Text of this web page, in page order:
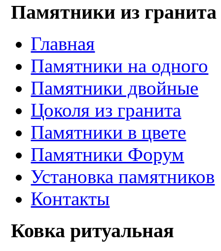
Памятники из гранита
Главная
Памятники на одного
Памятники двойные
Цоколя из гранита
Памятники в цвете
Памятники Форум
Установка памятников
Контакты
Ковка ритуальная